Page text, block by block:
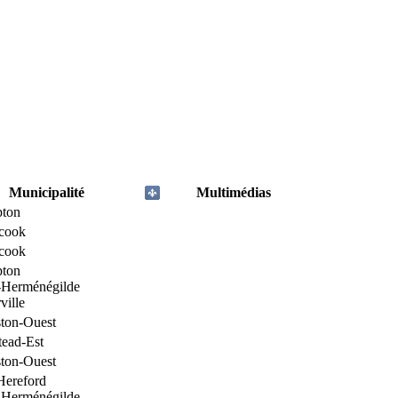
Municipalité
Multimédias
Ouest
Est
Ouest